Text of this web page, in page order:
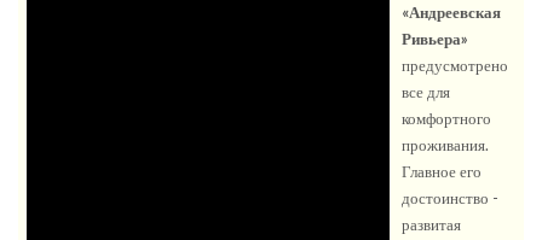
«Андреевская
Ривьера»
предусмотрено
все для
комфортного
проживания.
Главное его
достоинство -
развитая